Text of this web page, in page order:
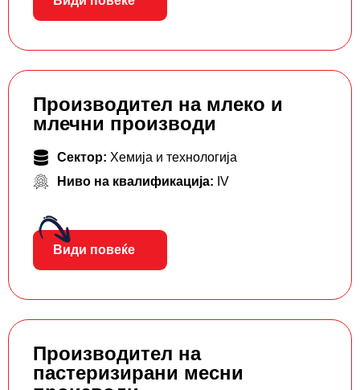
Производител на млеко и
млечни производи
Сектор: Хемија и технологија
Ниво на квалификација: IV
Види повеќе
Производител на
пастеризирани месни